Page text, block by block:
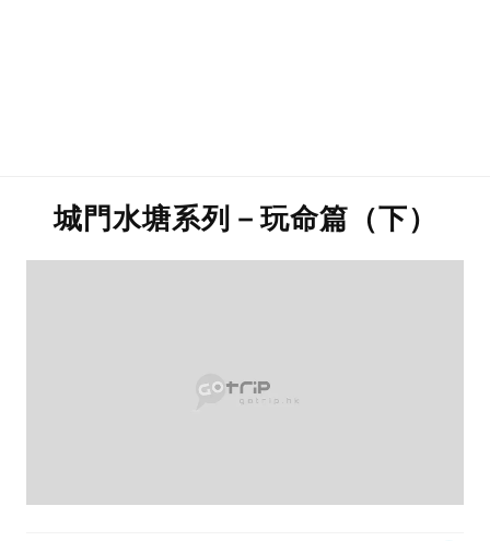
城門水塘系列－玩命篇（下）